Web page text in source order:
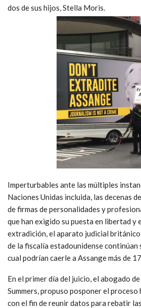
dos de sus hijos, Stella Moris.
Imperturbables ante las múltiples
Naciones Unidas incluida, las decenas
de firmas de personalidades y
que han exigido su puesta en libertad y
extradición, el aparato judicial británico
de la fiscalía estadounidense continúan
cual podrían caerle a Assange más de
En el primer día del juicio, el abogado
Summers, propuso posponer el proceso
con el fin de reunir datos para rebatir